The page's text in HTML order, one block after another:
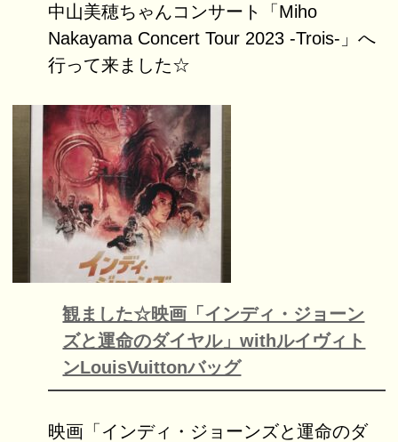
中山美穂ちゃんコンサート「Miho
Nakayama Concert Tour 2023 -Trois-」へ
行って来ました☆
観ました☆映画「インディ・ジョーン
ズと運命のダイヤル」withルイヴィト
ンLouisVuittonバッグ
映画「インディ・ジョーンズと運命のダ